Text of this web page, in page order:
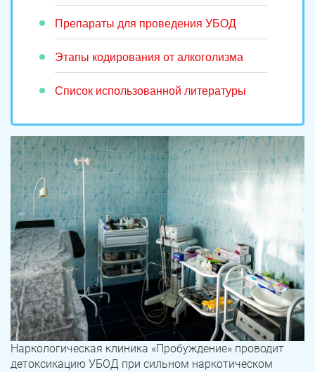
Препараты для проведения УБОД
Этапы кодирования от алкоголизма
Список использованной литературы
Наркологическая клиника «Пробуждение» проводит
детоксикацию УБОД при сильном наркотическом